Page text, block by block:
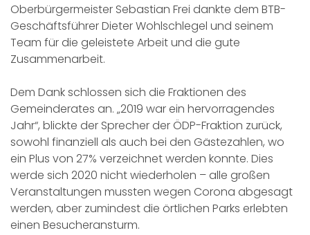
Oberbürgermeister Sebastian Frei dankte dem BTB-
Geschäftsführer Dieter Wohlschlegel und seinem
Team für die geleistete Arbeit und die gute
Zusammenarbeit.
Dem Dank schlossen sich die Fraktionen des
Gemeinderates an. „2019 war ein hervorragendes
Jahr“, blickte der Sprecher der ÖDP-Fraktion zurück,
sowohl finanziell als auch bei den Gästezahlen, wo
ein Plus von 27% verzeichnet werden konnte. Dies
werde sich 2020 nicht wiederholen – alle großen
Veranstaltungen mussten wegen Corona abgesagt
werden, aber zumindest die örtlichen Parks erlebten
einen Besucheransturm.